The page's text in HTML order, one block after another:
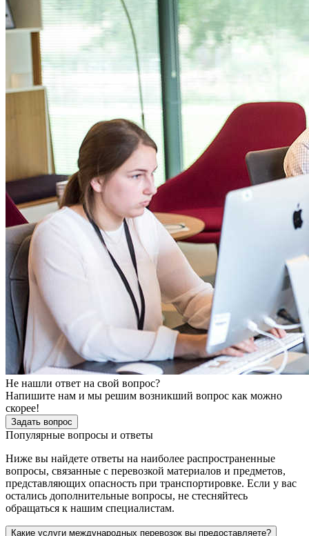
Не нашли ответ на свой вопрос?
Напишите нам и мы решим возникший вопрос как можно
скорее!
Задать вопрос
Популярные вопросы и ответы
Ниже вы найдете ответы на наиболее распространенные
вопросы, связанные с перевозкой материалов и предметов,
представляющих опасность при транспортировке. Если у вас
остались дополнительные вопросы, не стесняйтесь
обращаться к нашим специалистам.
Какие услуги международных перевозок вы предоставляете?